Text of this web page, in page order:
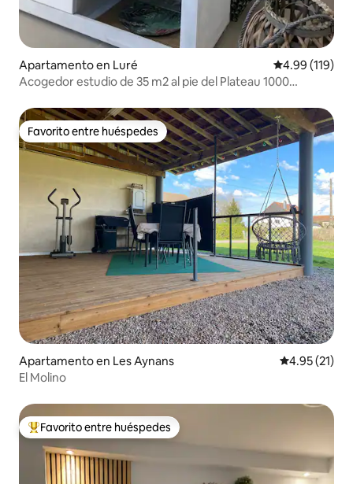
Apartamento en Luré Calificación
4.99 (119)
Acogedor estudio de 35 m2 al pie del Plateau 1000
Favorito entre huéspedes
Favorito entre huéspedes
Apartamento en Les Aynans Calificación
4.95 (21)
El Molino
Favorito entre huéspedes preferido
Favorito entre huéspedes